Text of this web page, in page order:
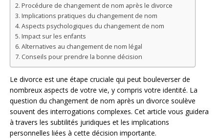
Procédure de changement de nom après le divorce
Implications pratiques du changement de nom
Aspects psychologiques du changement de nom
Impact sur les enfants
Alternatives au changement de nom légal
Conseils pour prendre la bonne décision
Le divorce est une étape cruciale qui peut bouleverser de
nombreux aspects de votre vie, y compris votre identité. La
question du changement de nom après un divorce soulève
souvent des interrogations complexes. Cet article vous guidera
à travers les subtilités juridiques et les implications
personnelles liées à cette décision importante.